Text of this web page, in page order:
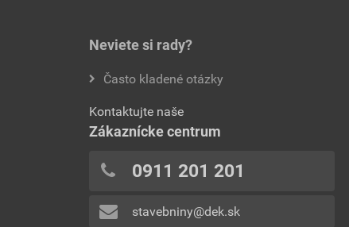
Neviete si rady?
Často kladené otázky
Kontaktujte naše
Zákaznícke centrum
0911 201 201
stavebniny@dek.sk